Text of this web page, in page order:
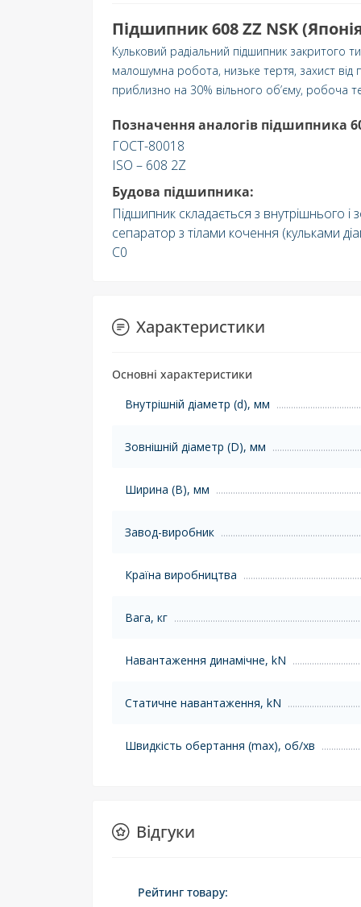
Підшипник 608 ZZ NSK
Кульковий радіальний підшипник закритого
малошумна робота, низьке тертя, захист від
приблизно на 30% вільного об’єму, робоча
Позначення аналогів підшипника
ГОСТ-80018
ISO – 608 2Z
Будова підшипника:
Підшипник складається з внутрішнього
сепаратор з тілами кочення (кульками
C0
Характеристики
Основні характеристики
Внутрішній діаметр (d), мм
Зовнішній діаметр (D), мм
Ширина (B), мм
Завод-виробник
Країна виробництва
Вага, кг
Навантаження динамічне, kN
Статичне навантаження, kN
Швидкість обертання (max), об/хв
Відгуки
Рейтинг товару: